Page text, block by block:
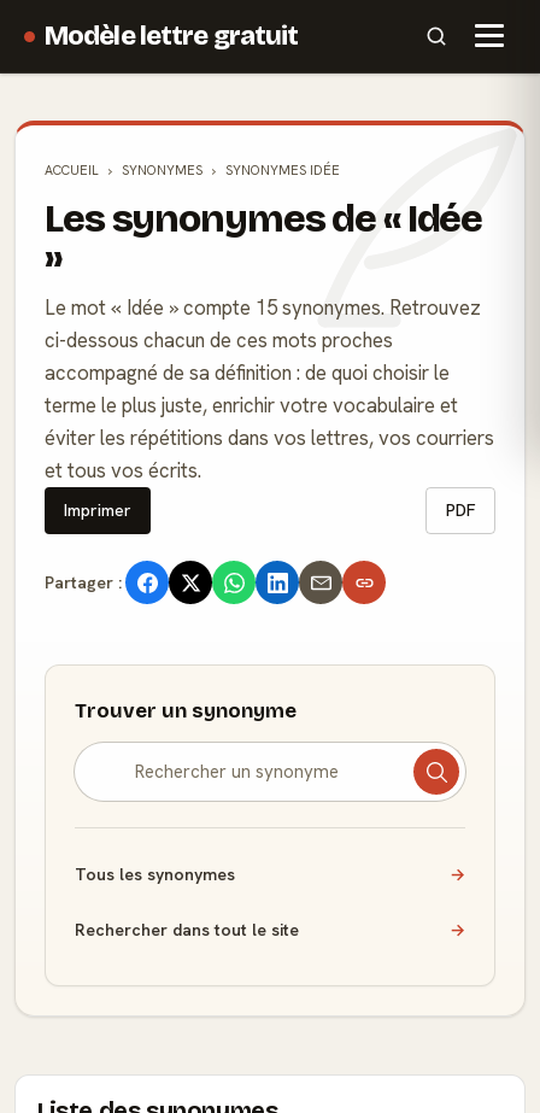
Modèle lettre gratuit
ACCUEIL SYNONYMES SYNONYMES IDÉE
Les synonymes de « Idée
»
Le mot « Idée » compte 15 synonymes. Retrouvez
ci-dessous chacun de ces mots proches
accompagné de sa définition : de quoi choisir le
terme le plus juste, enrichir votre vocabulaire et
éviter les répétitions dans vos lettres, vos courriers
et tous vos écrits.
Imprimer PDF
Partager :
Trouver un synonyme
Tous les synonymes →
Rechercher dans tout le site →